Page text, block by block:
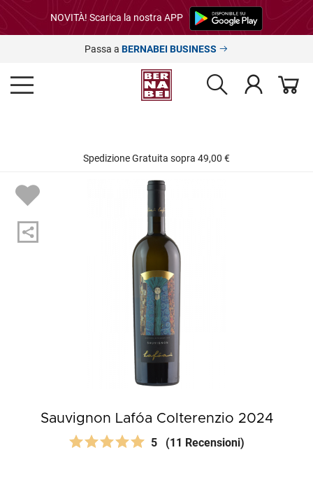
NOVITÀ! Scarica la nostra APP
Passa a BERNABEI BUSINESS
Spedizione Gratuita sopra 49,00 €
Sauvignon Lafóa Colterenzio 2024
5 (11 Recensioni)